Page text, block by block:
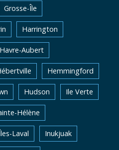
Grosse-Île
Harrington
Havre-Aubert
Hemmingford
Hudson Ile Verte
Hélène
Laval Inukjuak